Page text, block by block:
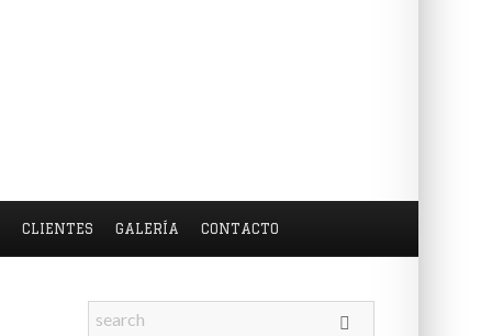
CLIENTES GALERÍA CONTACTO